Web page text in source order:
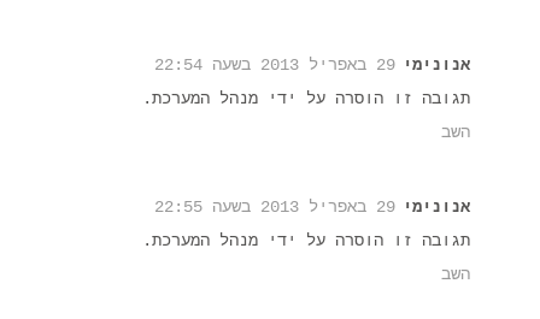
אנונימי 29 באפריל 2013 בשעה 22:54
תגובה זו הוסרה על ידי מנהל המערכת.
השב
אנונימי 29 באפריל 2013 בשעה 22:55
תגובה זו הוסרה על ידי מנהל המערכת.
השב